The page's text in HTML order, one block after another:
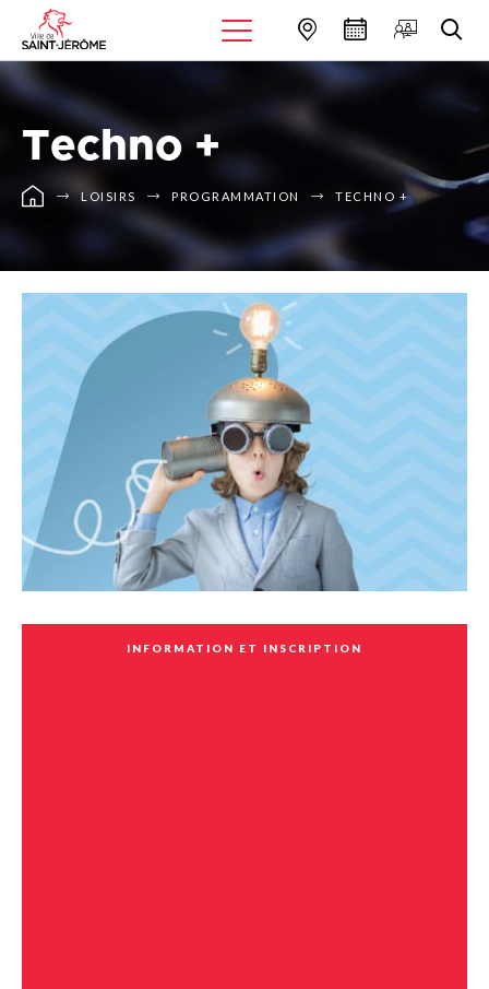
Techno +
LOISIRS PROGRAMMATION TECHNO +
INFORMATION ET INSCRIPTION